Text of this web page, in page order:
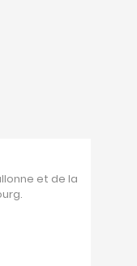
et de la